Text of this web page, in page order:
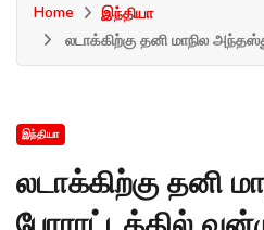
Home
இந்தியா
லடாக்கிற்கு தனி மாநில
இந்தியா
லடாக்கிற்கு தனி